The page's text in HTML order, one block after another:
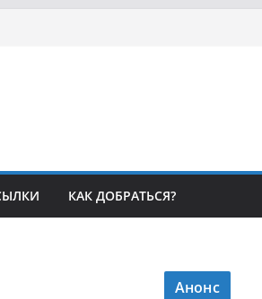
КАК ДОБРАТЬСЯ?
Анонс